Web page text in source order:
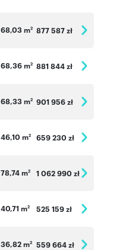
68,03 m2 877 587 zł
68,36 m2 881 844 zł
68,33 m2 901 956 zł
46,10 m2 659 230 zł
78,74 m2 1 062 990 zł
40,71 m2 525 159 zł
36,82 m2 559 664 zł